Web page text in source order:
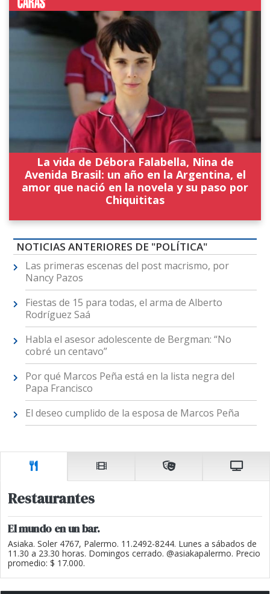
La vida de Débora Falabella, Nina de
Avenida Brasil: un año en la Argentina, el
amor que nació en la novela y su paso por
Chiquititas
NOTICIAS ANTERIORES DE "POLÍTICA"
Las primeras escenas del post macrismo, por
Nancy Pazos
Fiestas de 15 para todas, el arma de Alberto
Rodríguez Saá
Habla el asesor adolescente de Bergman: “No
cobré un centavo”
Por qué Marcos Peña está en la lista negra del
Papa Francisco
El deseo cumplido de la esposa de Marcos Peña
Restaurantes
El mundo en un bar.
Asiaka. Soler 4767, Palermo. 11.2492-8244. Lunes a sábados de
11.30 a 23.30 horas. Domingos cerrado. @asiakapalermo. Precio
promedio: $ 17.000.